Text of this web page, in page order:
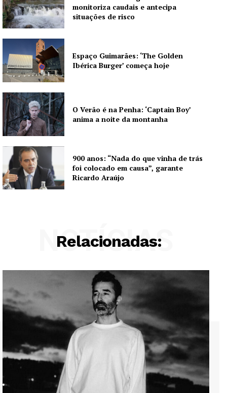
monitoriza caudais e antecipa
situações de risco
Espaço Guimarães: ‘The Golden
Ibérica Burger’ começa hoje
O Verão é na Penha: ‘Captain Boy’
anima a noite da montanha
900 anos: “Nada do que vinha de trás
foi colocado em causa”, garante
Ricardo Araújo
Relacionadas:
NOTÍCIAS